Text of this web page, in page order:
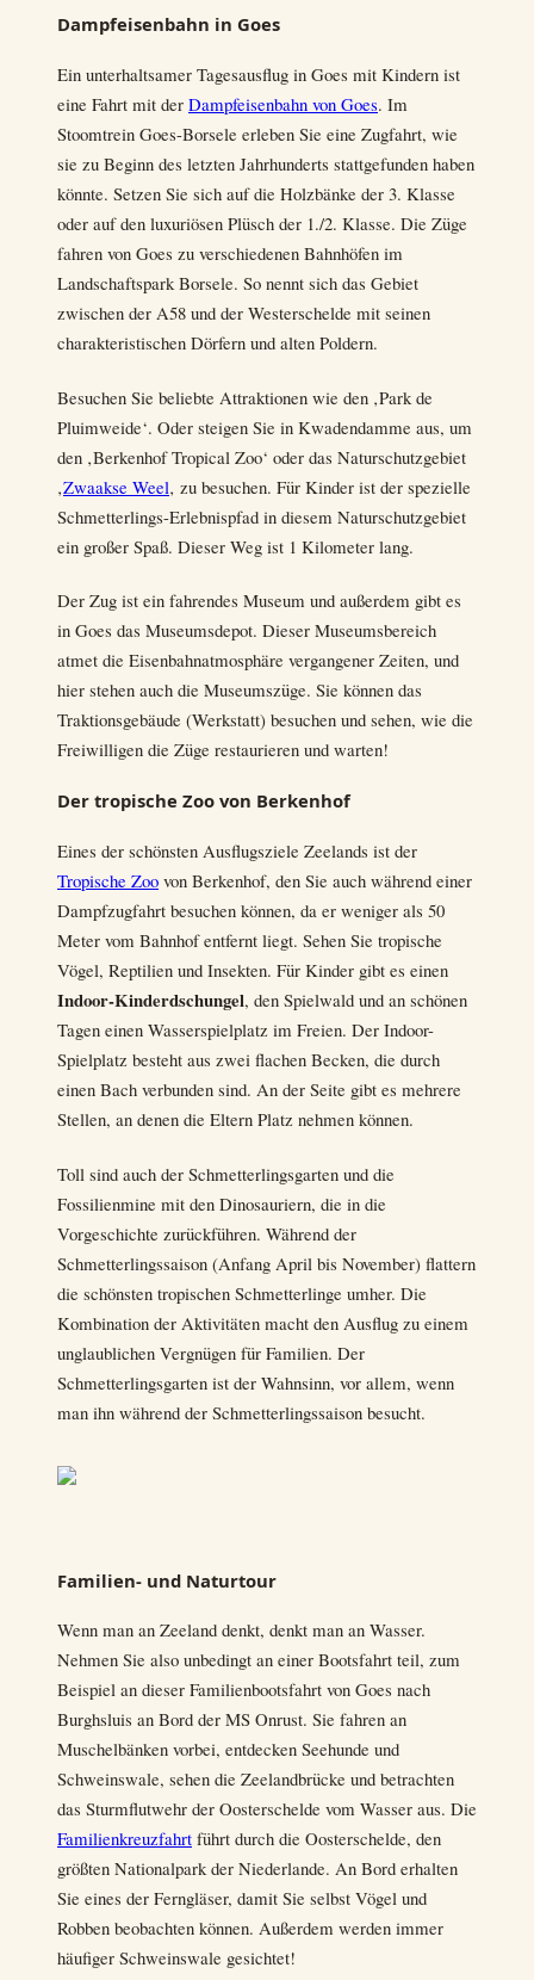
Dampfeisenbahn in Goes
Ein unterhaltsamer Tagesausflug in Goes mit Kindern ist
eine Fahrt mit der Dampfeisenbahn von Goes. Im
Stoomtrein Goes-Borsele erleben Sie eine Zugfahrt, wie
sie zu Beginn des letzten Jahrhunderts stattgefunden haben
könnte. Setzen Sie sich auf die Holzbänke der 3. Klasse
oder auf den luxuriösen Plüsch der 1./2. Klasse. Die Züge
fahren von Goes zu verschiedenen Bahnhöfen im
Landschaftspark Borsele. So nennt sich das Gebiet
zwischen der A58 und der Westerschelde mit seinen
charakteristischen Dörfern und alten Poldern.
Besuchen Sie beliebte Attraktionen wie den ‚Park de
Pluimweide‘. Oder steigen Sie in Kwadendamme aus, um
den ‚Berkenhof Tropical Zoo‘ oder das Naturschutzgebiet
‚Zwaakse Weel‚ zu besuchen. Für Kinder ist der spezielle
Schmetterlings-Erlebnispfad in diesem Naturschutzgebiet
ein großer Spaß. Dieser Weg ist 1 Kilometer lang.
Der Zug ist ein fahrendes Museum und außerdem gibt es
in Goes das Museumsdepot. Dieser Museumsbereich
atmet die Eisenbahnatmosphäre vergangener Zeiten, und
hier stehen auch die Museumszüge. Sie können das
Traktionsgebäude (Werkstatt) besuchen und sehen, wie die
Freiwilligen die Züge restaurieren und warten!
Der tropische Zoo von Berkenhof
Eines der schönsten Ausflugsziele Zeelands ist der
Tropische Zoo von Berkenhof, den Sie auch während einer
Dampfzugfahrt besuchen können, da er weniger als 50
Meter vom Bahnhof entfernt liegt. Sehen Sie tropische
Vögel, Reptilien und Insekten. Für Kinder gibt es einen
Indoor-Kinderdschungel, den Spielwald und an schönen
Tagen einen Wasserspielplatz im Freien. Der Indoor-
Spielplatz besteht aus zwei flachen Becken, die durch
einen Bach verbunden sind. An der Seite gibt es mehrere
Stellen, an denen die Eltern Platz nehmen können.
Toll sind auch der Schmetterlingsgarten und die
Fossilienmine mit den Dinosauriern, die in die
Vorgeschichte zurückführen. Während der
Schmetterlingssaison (Anfang April bis November) flattern
die schönsten tropischen Schmetterlinge umher. Die
Kombination der Aktivitäten macht den Ausflug zu einem
unglaublichen Vergnügen für Familien. Der
Schmetterlingsgarten ist der Wahnsinn, vor allem, wenn
man ihn während der Schmetterlingssaison besucht.
Familien- und Naturtour
Wenn man an Zeeland denkt, denkt man an Wasser.
Nehmen Sie also unbedingt an einer Bootsfahrt teil, zum
Beispiel an dieser Familienbootsfahrt von Goes nach
Burghsluis an Bord der MS Onrust. Sie fahren an
Muschelbänken vorbei, entdecken Seehunde und
Schweinswale, sehen die Zeelandbrücke und betrachten
das Sturmflutwehr der Oosterschelde vom Wasser aus. Die
Familienkreuzfahrt führt durch die Oosterschelde, den
größten Nationalpark der Niederlande. An Bord erhalten
Sie eines der Ferngläser, damit Sie selbst Vögel und
Robben beobachten können. Außerdem werden immer
häufiger Schweinswale gesichtet!